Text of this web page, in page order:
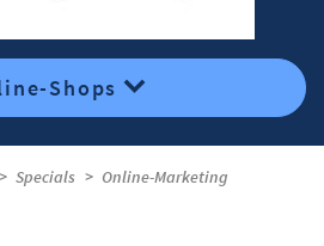
Shops
Specials
Online-Marketing